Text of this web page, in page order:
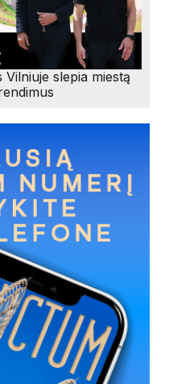
slepia miestą